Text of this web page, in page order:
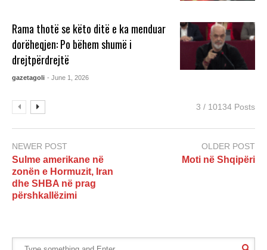
Rama thotë se këto ditë e ka menduar
dorëheqjen: Po bëhem shumë i
drejtpërdrejtë
gazetagoli - June 1, 2026
3 / 10134 Posts
NEWER POST
Sulme amerikane në
zonën e Hormuzit, Iran
dhe SHBA në prag
përshkallëzimi
OLDER POST
Moti në Shqipëri